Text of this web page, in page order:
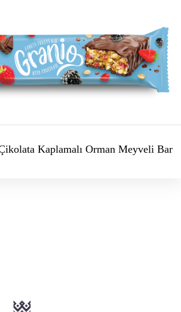
Kaplamalı Orman Meyveli Bar